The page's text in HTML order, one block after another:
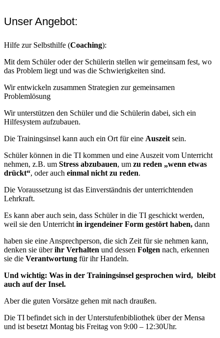
Unser Angebot:
Hilfe zur Selbsthilfe (Coaching):
Mit dem Schüler oder der Schülerin stellen wir gemeinsam fest, wo
das Problem liegt und was die Schwierigkeiten sind.
Wir entwickeln zusammen Strategien zur gemeinsamen
Problemlösung
Wir unterstützen den Schüler und die Schülerin dabei, sich ein
Hilfesystem aufzubauen.
Die Trainingsinsel kann auch ein Ort für eine Auszeit sein.
Schüler können in die TI kommen und eine Auszeit vom Unterricht
nehmen, z.B. um Stress abzubauen, um zu reden „wenn etwas
drückt“, oder auch einmal nicht zu reden.
Die Voraussetzung ist das Einverständnis der unterrichtenden
Lehrkraft.
Es kann aber auch sein, dass Schüler in die TI geschickt werden,
weil sie den Unterricht in irgendeiner Form gestört haben, dann
haben sie eine Ansprechperson, die sich Zeit für sie nehmen kann,
denken sie überihr Verhalten und dessen Folgen nach, erkennen
sie die Verantwortung für ihr Handeln.
Und wichtig: Was in der Trainingsinsel gesprochen wird, bleibt
auch auf der Insel.
Aber die guten Vorsätze gehen mit nach draußen.
Die TI befindet sich in der Unterstufenbibliothek über der Mensa
und ist besetzt Montag bis Freitag von 9:00 – 12:30Uhr.